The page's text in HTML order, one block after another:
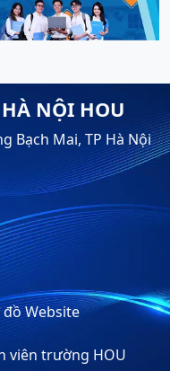
NỘI HOU
Bạch Mai, TP Hà Nội
đồ Website
viên trường HOU